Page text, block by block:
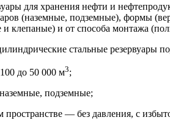
для хранения нефти и
(наземные, подземные), формы
клепаные) и от способа монтажа
стальные ре­зервуары
до 50 000 м3;
подземные;
пространстве — без давления, с